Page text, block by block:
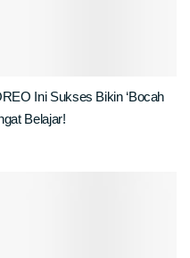
Ini Sukses Bikin ‘Bocah
Belajar!